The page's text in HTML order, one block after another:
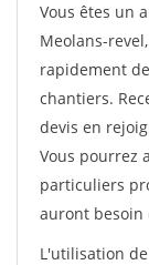
Vous êtes un
Meolans-
rapidement
chantiers.
devis en
Vous pourrez
particuliers
auront besoin
L'utilisation